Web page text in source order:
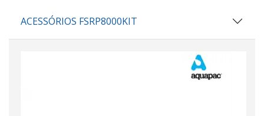
ACESSÓRIOS FSRP8000KIT